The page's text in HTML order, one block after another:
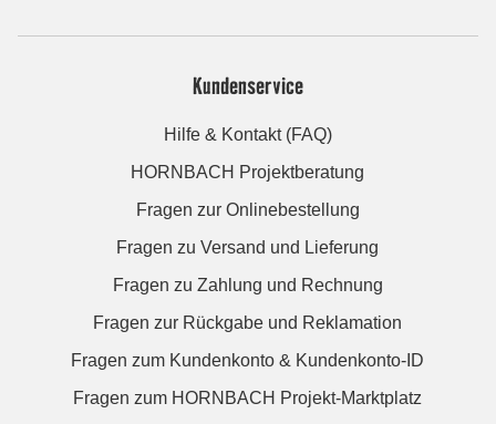
Kundenservice
Hilfe & Kontakt (FAQ)
HORNBACH Projektberatung
Fragen zur Onlinebestellung
Fragen zu Versand und Lieferung
Fragen zu Zahlung und Rechnung
Fragen zur Rückgabe und Reklamation
Fragen zum Kundenkonto & Kundenkonto-ID
Fragen zum HORNBACH Projekt-Marktplatz